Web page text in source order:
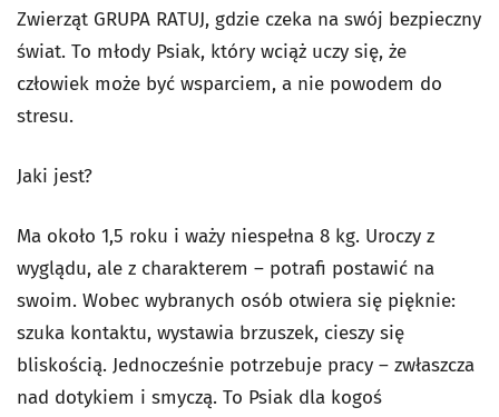
Zwierząt GRUPA RATUJ, gdzie czeka na swój bezpieczny
świat. To młody Psiak, który wciąż uczy się, że
człowiek może być wsparciem, a nie powodem do
stresu.
Jaki jest?
Ma około 1,5 roku i waży niespełna 8 kg. Uroczy z
wyglądu, ale z charakterem – potrafi postawić na
swoim. Wobec wybranych osób otwiera się pięknie:
szuka kontaktu, wystawia brzuszek, cieszy się
bliskością. Jednocześnie potrzebuje pracy – zwłaszcza
nad dotykiem i smyczą. To Psiak dla kogoś